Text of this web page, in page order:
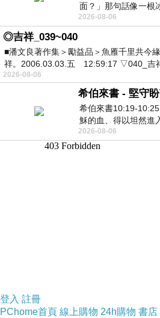
面？」那句話像一根
死盯著照片裡的人。
2026-08-06
◎吉祥_039~040
■潘文良著作集＞勵益品＞魚雁千里共今
祥。2006.03.03.五 12:59:17 ▽040_吉
2026-08-06
希伯來書 - 堅守
希伯來書10:19-
穌的血、得以坦然進
我們開了一條又新又
2026-08-06
登入 註冊
PChome首頁 線上購物 24h購物 書店